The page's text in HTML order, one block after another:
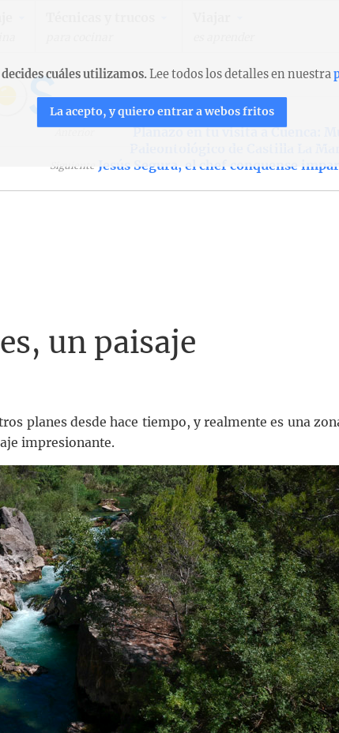
Planazo en tu visita a Cuenca:
Siguiente Jesús Segura, el chef conquense
un paisaje
planes desde hace tiempo, y realmente es una
impresionante.
cuáles utilizamos.Lee todos los detalles en nuestra
La acepto, y quiero entrar a webos fritos